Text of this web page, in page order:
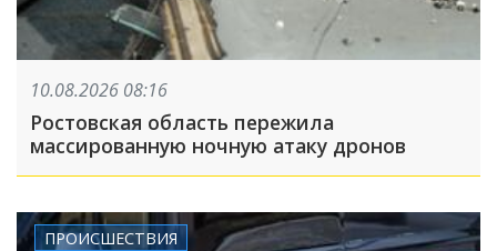
10.08.2026 08:16
Ростовская область пережила
массированную ночную атаку дронов
ПРОИСШЕСТВИЯ